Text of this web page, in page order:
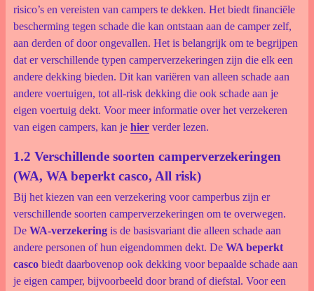
risico’s en vereisten van campers te dekken. Het biedt financiële
bescherming tegen schade die kan ontstaan aan de camper zelf,
aan derden of door ongevallen. Het is belangrijk om te begrijpen
dat er verschillende typen camperverzekeringen zijn die elk een
andere dekking bieden. Dit kan variëren van alleen schade aan
andere voertuigen, tot all-risk dekking die ook schade aan je
eigen voertuig dekt. Voor meer informatie over het verzekeren
van eigen campers, kan je hierverder lezen.
1.2 Verschillende soorten camperverzekeringen
(WA, WA beperkt casco, All risk)
Bij het kiezen van een verzekering voor camperbus zijn er
verschillende soorten camperverzekeringen om te overwegen.
De WA-verzekeringis de basisvariant die alleen schade aan
andere personen of hun eigendommen dekt. De WA beperkt
cascobiedt daarbovenop ook dekking voor bepaalde schade aan
je eigen camper, bijvoorbeeld door brand of diefstal. Voor een